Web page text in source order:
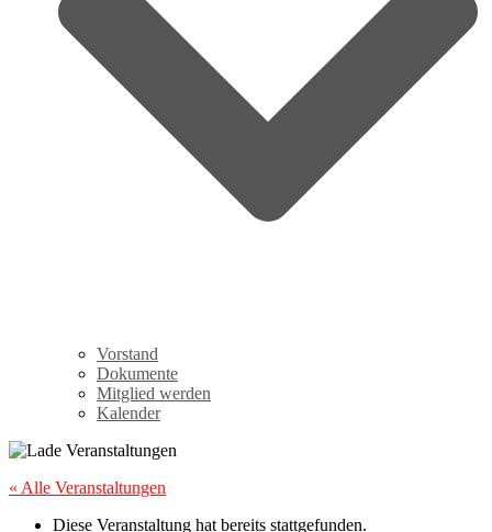
Vorstand
Dokumente
Mitglied werden
Kalender
« Alle Veranstaltungen
Diese Veranstaltung hat bereits stattgefunden.